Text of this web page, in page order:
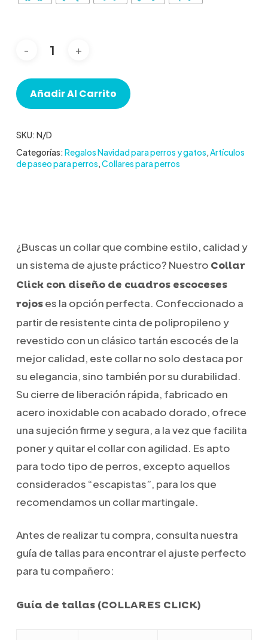
Añadir Al Carrito
SKU: N/D
Categorías: Regalos Navidad para perros y gatos,Artículos
de paseo para perros,Collares para perros
¿Buscas un collar que combine estilo, calidad y
un sistema de ajuste práctico? Nuestro Collar
Click con diseño de cuadros escoceses
rojoses la opción perfecta. Confeccionado a
partir de resistente cinta de polipropileno y
revestido con un clásico tartán escocés de la
mejor calidad, este collar no solo destaca por
su elegancia, sino también por su durabilidad.
Su cierre de liberación rápida, fabricado en
acero inoxidable con acabado dorado, ofrece
una sujeción firme y segura, a la vez que facilita
poner y quitar el collar con agilidad. Es apto
para todo tipo de perros, excepto aquellos
considerados “escapistas”, para los que
recomendamos un collar martingale.
Antes de realizar tu compra, consulta nuestra
guía de tallas para encontrar el ajuste perfecto
para tu compañero:
Guía de tallas (COLLARES CLICK)